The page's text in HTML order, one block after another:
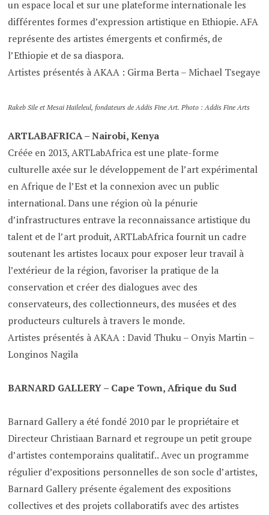
un espace local et sur une plateforme internationale les
différentes formes d’expression artistique en Ethiopie. AFA
représente des artistes émergents et confirmés, de
l’Ethiopie et de sa diaspora.
Artistes présentés à AKAA : Girma Berta – Michael Tsegaye
Rakeb Sile et Mesai Haileleul, fondateurs de Addis Fine Art. Photo : Addis Fine Arts
ARTLABAFRICA – Nairobi, Kenya
Créée en 2013, ARTLabAfrica est une plate-forme
culturelle axée sur le développement de l’art expérimental
en Afrique de l’Est et la connexion avec un public
international. Dans une région où la pénurie
d’infrastructures entrave la reconnaissance artistique du
talent et de l’art produit, ARTLabAfrica fournit un cadre
soutenant les artistes locaux pour exposer leur travail à
l’extérieur de la région, favoriser la pratique de la
conservation et créer des dialogues avec des
conservateurs, des collectionneurs, des musées et des
producteurs culturels à travers le monde.
Artistes présentés à AKAA : David Thuku – Onyis Martin –
Longinos Nagila
BARNARD GALLERY – Cape Town, Afrique du Sud
Barnard Gallery a été fondé 2010 par le propriétaire et
Directeur Christiaan Barnard et regroupe un petit groupe
d’artistes contemporains qualitatif.. Avec un programme
régulier d’expositions personnelles de son socle d’artistes,
Barnard Gallery présente également des expositions
collectives et des projets collaboratifs avec des artistes